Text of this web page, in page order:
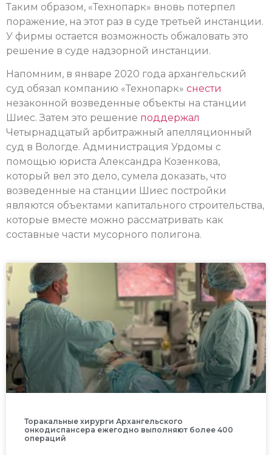
Таким образом, «Технопарк» вновь потерпел
поражение, на этот раз в суде третьей инстанции.
У фирмы остается возможность обжаловать это
решение в суде надзорной инстанции.
Напомним, в январе 2020 года архангельский
суд обязал компанию «Технопарк» снести
незаконной возведенные объекты на станции
Шиес. Затем это решение поддержал
Четырнадцатый арбитражный апелляционный
суд в Вологде. Администрация Урдомы с
помощью юриста Александра Козенкова,
который вел это дело, сумела доказать, что
возведенные на станции Шиес постройки
являются объектами капитального строительства,
которые вместе можно рассматривать как
составные части мусорного полигона.
Торакальные хирурги Архангельского
онкодиспансера ежегодно выполняют более 400
операций